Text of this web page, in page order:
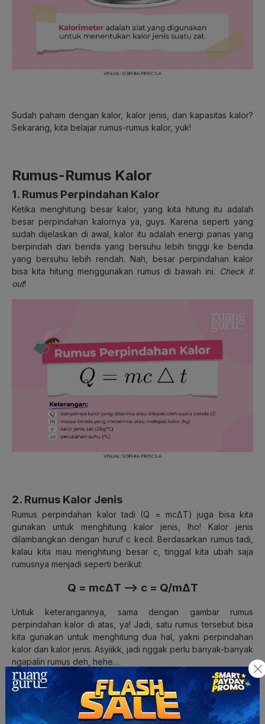
Sudah paham dengan kalor, kalor jenis, dan kapasitas kalor?
Sekarang, kita belajar rumus-rumus kalor, yuk!
Rumus-Rumus Kalor
1. Rumus Perpindahan Kalor
Ketika menghitung besar kalor, yang kita hitung itu adalah
besar perpindahan kalornya ya, guys. Karena seperti yang
sudah dijelaskan di awal, kalor itu adalah energi panas yang
berpindah dari benda yang bersuhu lebih tinggi ke benda
yang bersuhu lebih rendah. Nah, besar perpindahan kalor
bisa kita hitung menggunakan rumus di bawah ini. Check it
out!
2. Rumus Kalor Jenis
Rumus perpindahan kalor tadi (Q = mcΔT) juga bisa kita
gunakan untuk menghitung kalor jenis, lho! Kalor jenis
dilambangkan dengan huruf c kecil. Berdasarkan rumus tadi,
kalau kita mau menghitung besar c, tinggal kita ubah saja
rumusnya menjadi seperti berikut:
Q = mcΔT –> c = Q/mΔT
Untuk keterangannya, sama dengan gambar rumus
perpindahan kalor di atas, ya! Jadi, satu rumus tersebut bisa
kita gunakan untuk menghitung dua hal, yakni perpindahan
kalor dan kalor jenis. Asyiikk, jadi nggak perlu banyak-banyak
ngapalin rumus deh, hehe…
3. Rumus Kapasitas Kalor
Nah, terakhir ada rumus kapasitas kalor. Kalau yang ini